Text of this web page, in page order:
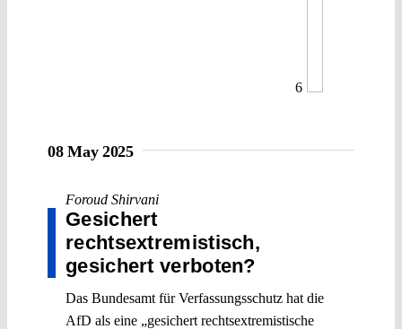
6
08 May 2025
Foroud Shirvani
Gesichert
rechtsextremistisch,
gesichert verboten?
Das Bundesamt für Verfassungsschutz hat die
AfD als eine „gesichert rechtsextremistische